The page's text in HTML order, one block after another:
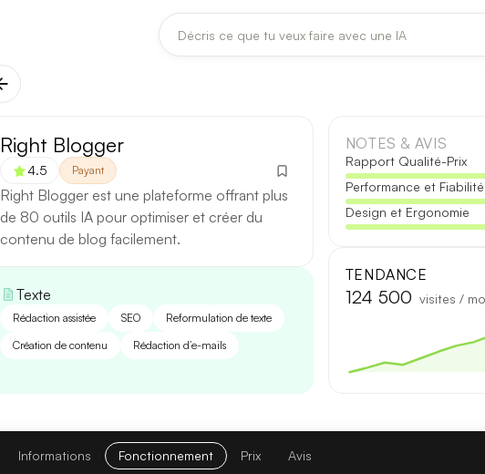
[TEST] Claude Opus 4.8 : ce qui change
5 août 2026
Anthropic met à jour Claude Opus le 2 août 2026. Cette
fiabilité des réponses longues et la vitesse de première réponse.
Ce qui change
Contexte étendu— les documents longs sont traités d’un
Comparatif avec la version précédente
Right Blogger
4.5 Payant
Right Blogger est une plateforme offrant plus
de 80 outils IA pour optimiser et créer du
contenu de blog facilement.
Texte
Rédaction assistée SEO
Reformulation de texte
Création de contenu
Rédaction d’e-mails
NOTES & AVIS
Rapport Qualité-Prix
Performance et Fiabilité
Design et Ergonomie
TENDANCE
124 500 visites /
Informations Fonctionnement Prix Avis